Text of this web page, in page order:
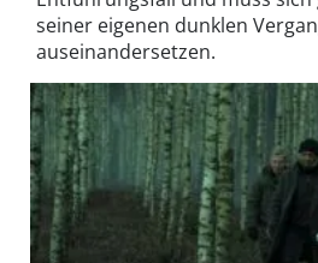
seiner eigenen dunklen
auseinandersetzen.